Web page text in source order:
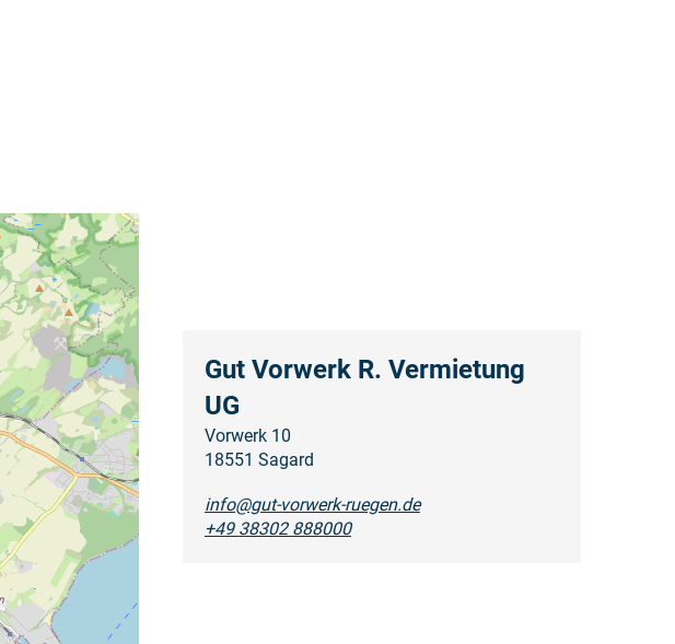
Gut Vorwerk R. Vermietung
UG
Vorwerk 10
18551 Sagard
info@gut-vorwerk-ruegen.de
+49 38302 888000